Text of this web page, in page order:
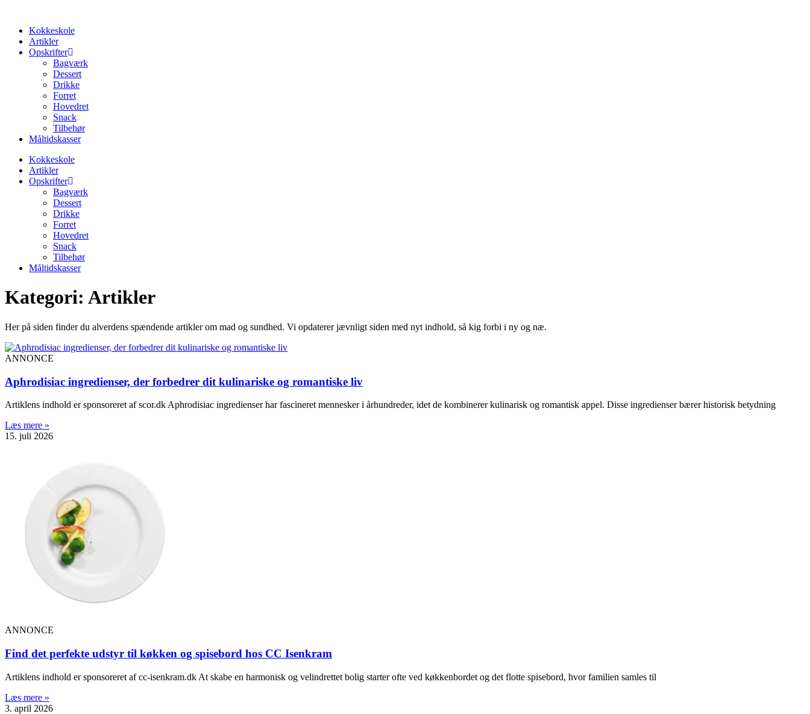
indholdKokkeskole
Artikler
Opskrifter
Bagværk
Dessert
Drikke
Forret
Hovedret
Snack
Tilbehør
Måltidskasser
Kokkeskole
Artikler
Opskrifter
Bagværk
Dessert
Drikke
Forret
Hovedret
Snack
Tilbehør
Måltidskasser
Kategori: Artikler
Her på siden finder du alverdens spændende artikler om mad og sundhed. Vi opdaterer jævnligt siden med nyt indhold, så kig forbi i ny og næ.
ANNONCE
Aphrodisiac ingredienser, der forbedrer dit kulinariske og romantiske liv
Artiklens indhold er sponsoreret af scor.dk Aphrodisiac ingredienser har fascineret mennesker i århundreder, idet de kombinerer kulinarisk og romantisk appel. Disse ingredienser bærer historisk betydning
Læs mere »
15. juli 2026
ANNONCE
Find det perfekte udstyr til køkken og spisebord hos CC Isenkram
Artiklens indhold er sponsoreret af cc-isenkram.dk At skabe en harmonisk og velindrettet bolig starter ofte ved køkkenbordet og det flotte spisebord, hvor familien samles til
Læs mere »
3. april 2026